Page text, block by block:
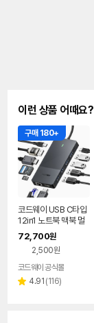
이런 상품 어때요?
구매 180+
코드웨이 USB C타입
12in1 노트북 맥북 멀
티허브
72,700원
2,500원
코드웨이 공식몰
별 4.91 리
(116)